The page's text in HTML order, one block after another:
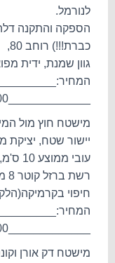
לנורמל.
הספקה והתקנה
כברת!!!) רוחב 80,
גוון שמנת, ידית
מישטח חוץ מול
יישור שטח, יציקת מישטח
עובי ממוצע 10 ס'מ, סוג ב-300,
רשת ברזל קוטר 8 מ'מ, עיין הרשת 20*20 ס'מ,
חיפוי
מישטח דק אורן